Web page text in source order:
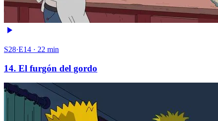
S28·E14 · 22 min
14. El furgón del gordo